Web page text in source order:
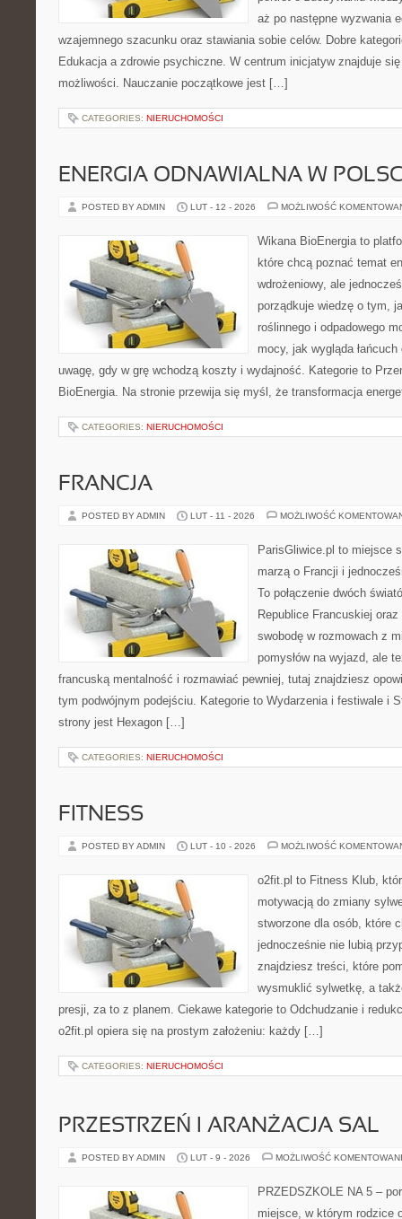
aż po następne wyzwania
wzajemnego szacunku oraz stawiania sobie celów. Dobre
Edukacja a zdrowie psychiczne. W centrum inicjatyw znajduje się
możliwości. Nauczanie początkowe jest […]
CATEGORIES: NIERUCHOMOŚCI
ENERGIA ODNAWIALNA W
POSTED BY ADMIN LUT - 12 - 2026 MOŻLIWOŚĆ
Wikana BioEnergia to
które chcą poznać temat
wdrożeniowy, ale
porządkuje wiedzę o tym,
roślinnego i odpadowego
mocy, jak wygląda
uwagę, gdy w grę wchodzą koszty i wydajność. Kategorie to
BioEnergia. Na stronie przewija się myśl, że transformacja
CATEGORIES: NIERUCHOMOŚCI
FRANCJA
POSTED BY ADMIN LUT - 11 - 2026 MOŻLIWOŚĆ
ParisGliwice.pl to miejsce
marzą o Francji i
To połączenie dwóch
Republice Francuskiej
swobodę w rozmowach z
pomysłów na wyjazd, ale
francuską mentalność i rozmawiać pewniej, tutaj znajdziesz
tym podwójnym podejściu. Kategorie to Wydarzenia i festiwale i
strony jest Hexagon […]
CATEGORIES: NIERUCHOMOŚCI
FITNESS
POSTED BY ADMIN LUT - 10 - 2026 MOŻLIWOŚĆ
o2fit.pl to Fitness Klub,
motywacją do zmiany
stworzone dla osób, które
jednocześnie nie lubią
znajdziesz treści, które
wysmuklić sylwetkę, a
presji, za to z planem. Ciekawe kategorie to Odchudzanie i
o2fit.pl opiera się na prostym założeniu: każdy […]
CATEGORIES: NIERUCHOMOŚCI
PRZESTRZEŃ I ARANŻACJA SAL
POSTED BY ADMIN LUT - 9 - 2026 MOŻLIWOŚĆ
PRZEDSZKOLE NA 5 –
miejsce, w którym rodzice